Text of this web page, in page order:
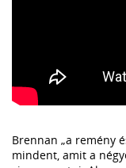
Brennan „a remény
mindent, amit a